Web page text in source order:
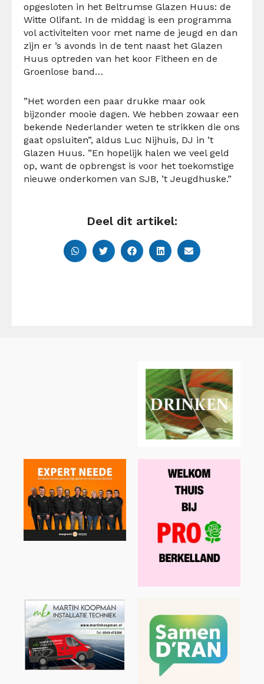
opgesloten in het Beltrumse Glazen Huus: de
Witte Olifant. In de middag is een programma
vol activiteiten voor met name de jeugd en dan
zijn er ’s avonds in de tent naast het Glazen
Huus optreden van het koor Fitheen en de
Groenlose band…
”Het worden een paar drukke maar ook
bijzonder mooie dagen. We hebben zowaar een
bekende Nederlander weten te strikken die ons
gaat opsluiten”, aldus Luc Nijhuis, DJ in ’t
Glazen Huus. ”En hopelijk halen we veel geld
op, want de opbrengst is voor het toekomstige
nieuwe onderkomen van SJB, ’t Jeugdhuske.”
Deel dit artikel: